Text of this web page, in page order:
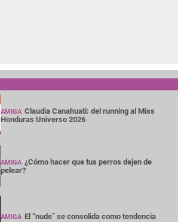
AMIGA Claudia Canahuati: del running al Miss
Honduras Universo 2026
AMIGA ¿Cómo hacer que tus perros dejen de
pelear?
AMIGA El “nude” se consolida como tendencia